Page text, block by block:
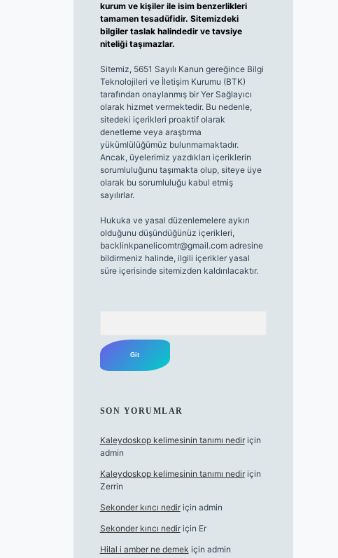
kurum ve kişiler ile isim benzerlikleri
tamamen tesadüfidir. Sitemizdeki
bilgiler taslak halindedir ve tavsiye
niteliği taşımazlar.
Sitemiz, 5651 Sayılı Kanun gereğince Bilgi
Teknolojileri ve İletişim Kurumu (BTK)
tarafından onaylanmış bir Yer Sağlayıcı
olarak hizmet vermektedir. Bu nedenle,
sitedeki içerikleri proaktif olarak
denetleme veya araştırma
yükümlülüğümüz bulunmamaktadır.
Ancak, üyelerimiz yazdıkları içeriklerin
sorumluluğunu taşımakta olup, siteye üye
olarak bu sorumluluğu kabul etmiş
sayılırlar.
Hukuka ve yasal düzenlemelere aykırı
olduğunu düşündüğünüz içerikleri,
backlinkpanelicomtr@gmail.comadresine
bildirmeniz halinde, ilgili içerikler yasal
süre içerisinde sitemizden kaldırılacaktır.
SON YORUMLAR
Kaleydoskop kelimesinin tanımı nediriçin
admin
Kaleydoskop kelimesinin tanımı nediriçin
Zerrin
Sekonder kırıcı nediriçin admin
Sekonder kırıcı nediriçin Er
Hilal i amber ne demek için admin